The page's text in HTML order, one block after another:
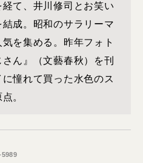
て、井川修司とお笑い
成。昭和のサラリーマ
を集める。昨年フォト
ん』（文藝春秋）を刊
憧れて買った水色のス
。
5989